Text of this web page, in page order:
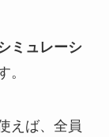
ミュレーシ
。
えば、全員